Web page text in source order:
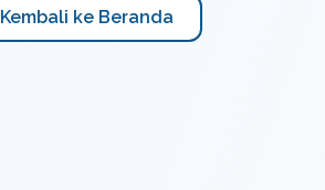
Kembali ke Beranda